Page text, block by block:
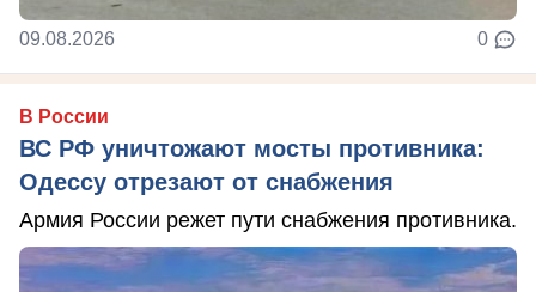
09.08.2026 0
В России
ВС РФ уничтожают мосты противника:
Одессу отрезают от снабжения
Армия России режет пути снабжения противника.